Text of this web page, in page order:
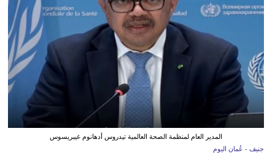
المدير العام لمنظمة الصحة العالمية تيدروس أدهانوم غيبريسوس
جنيف - عُمان اليوم